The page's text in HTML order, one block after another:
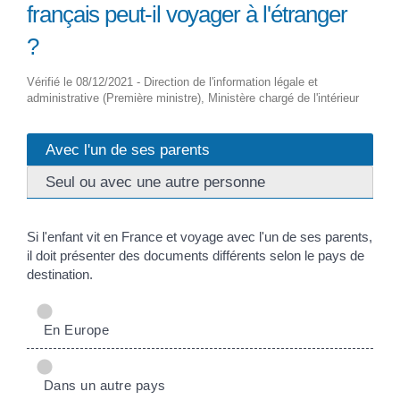
français peut-il voyager à l'étranger
?
Vérifié le 08/12/2021 - Direction de l'information légale et
administrative (Première ministre), Ministère chargé de l'intérieur
Avec l'un de ses parents
Seul ou avec une autre personne
Si l'enfant vit en France et voyage avec l'un de ses parents,
il doit présenter des documents différents selon le pays de
destination.
En Europe
Dans un autre pays